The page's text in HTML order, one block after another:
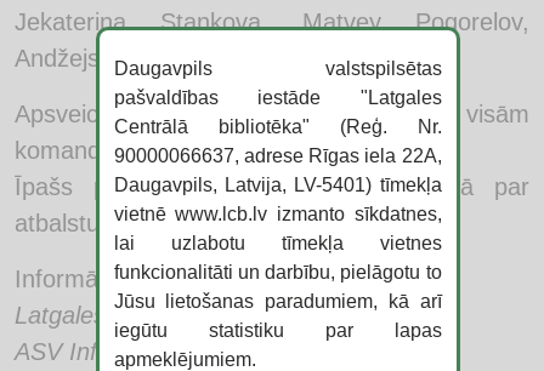
Jekaterina Stankova, Matvey Pogorelov,
Andžejs Bogdanovs).
Apsveicam uzvarētājus un pateicamies visām
komandām par dalību konkursā!
Īpašs paldies ASV vēstniecībai Latvijā par
atbalstu konkursā.
Informāciju sagatavoja:
Latgales Centrālās bibliotēkas
ASV Informācijas centra vadītāja
Daugavpils valstspilsētas
pašvaldības iestāde "Latgales
Centrālā bibliotēka" (Reģ. Nr.
90000066637, adrese Rīgas iela 22A,
Daugavpils, Latvija, LV-5401) tīmekļa
vietnē www.lcb.lv izmanto sīkdatnes,
lai uzlabotu tīmekļa vietnes
funkcionalitāti un darbību, pielāgotu to
Jūsu lietošanas paradumiem, kā arī
iegūtu statistiku par lapas
apmeklējumiem.